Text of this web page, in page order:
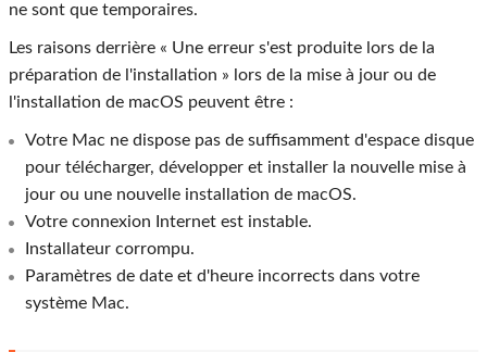
ne sont que temporaires.
Les raisons derrière « Une erreur s'est produite lors de la
préparation de l'installation » lors de la mise à jour ou de
l'installation de macOS peuvent être :
Votre Mac ne dispose pas de suffisamment d'espace disque
pour télécharger, développer et installer la nouvelle mise à
jour ou une nouvelle installation de macOS.
Votre connexion Internet est instable.
Installateur corrompu.
Paramètres de date et d'heure incorrects dans votre
système Mac.